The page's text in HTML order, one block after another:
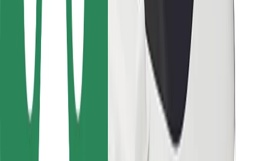
Letiská
Nabíjacie stanice Bolt
Podpora
Pre cestujúcich
Pre vodičov
Pre kuriérov
Bolt Food